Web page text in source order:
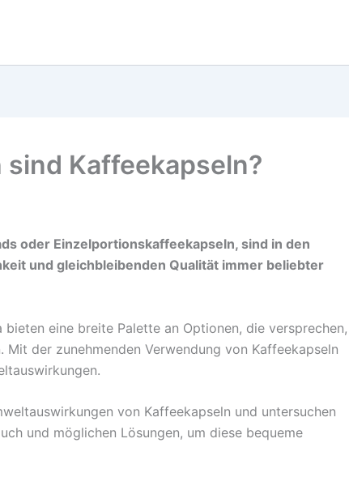
Kaffeekapseln?
oder Einzelportionskaffeekapseln, sind in den
und gleichbleibenden Qualität immer beliebter
eine breite Palette an Optionen, die versprechen,
der zunehmenden Verwendung von Kaffeekapseln
von Kaffeekapseln und untersuchen
und möglichen Lösungen, um diese bequeme